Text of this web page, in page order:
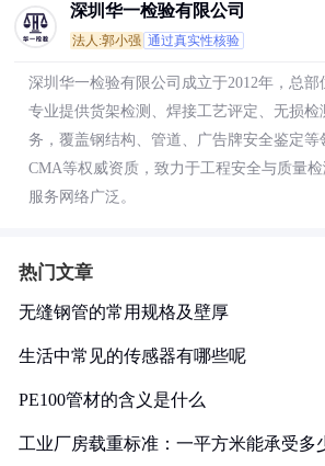
深圳华一检验有限公司
法人:郭小强 通过真实性核验
深圳华一检验有限公司成立于2012年，总部
专业提供货架检测、焊接工艺评定、无损检
务，覆盖钢结构、管道、广告牌安全鉴定等
CMA等权威资质，致力于工程安全与质量检
服务网络广泛。
热门文章
无缝钢管的常用规格及壁厚
生活中常见的传感器有哪些呢
PE100管材的含义是什么
工业厂房载重标准：一平方米能承受多